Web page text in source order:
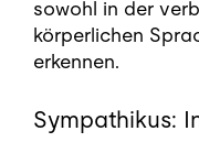
sowohl in der
körperlichen
erkennen.
Sympathikus: